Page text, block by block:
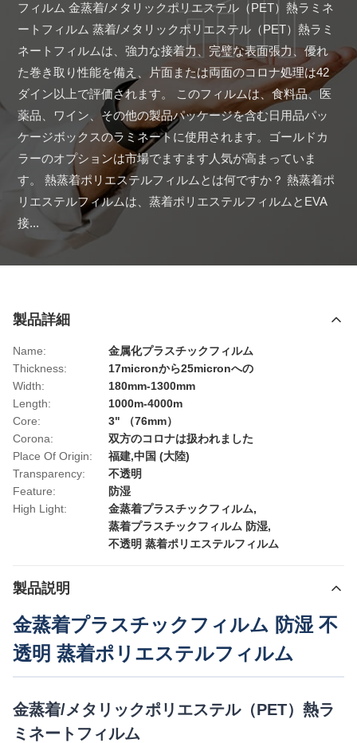
フィルム 金蒸着/メタリックポリエステル（PET）熱ラミネ
ートフィルム 蒸着/メタリックポリエステル（PET）熱ラミ
ネートフィルムは、強力な接着力、完璧な表面張力、優れ
た巻き取り性能を備え、片面または両面のコロナ処理は42
ダイン以上で評価されます。 このフィルムは、食料品、医
薬品、ワイン、その他の製品パッケージを含む日用品パッ
ケージボックスのラミネートに使用されます。ゴールドカ
ラーのオプションは市場でますます人気が高まっていま
す。 熱蒸着ポリエステルフィルムとは何ですか？ 熱蒸着ポ
リエステルフィルムは、蒸着ポリエステルフィルムとEVA
接...
製品詳細
Name:
金属化プラスチックフィルム
Thickness:
17micronから25micronへの
Width:
180mm-1300mm
Length:
1000m-4000m
Core:
3" （76mm）
Corona:
双方のコロナは扱われました
Place Of Origin:
福建,中国 (大陸)
Transparency:
不透明
Feature:
防湿
High Light:
金蒸着プラスチックフィルム,
蒸着プラスチックフィルム 防湿,
不透明 蒸着ポリエステルフィルム
製品説明
金蒸着プラスチックフィルム 防湿 不
透明 蒸着ポリエステルフィルム
金蒸着/メタリックポリエステル（PET）熱ラ
ミネートフィルム